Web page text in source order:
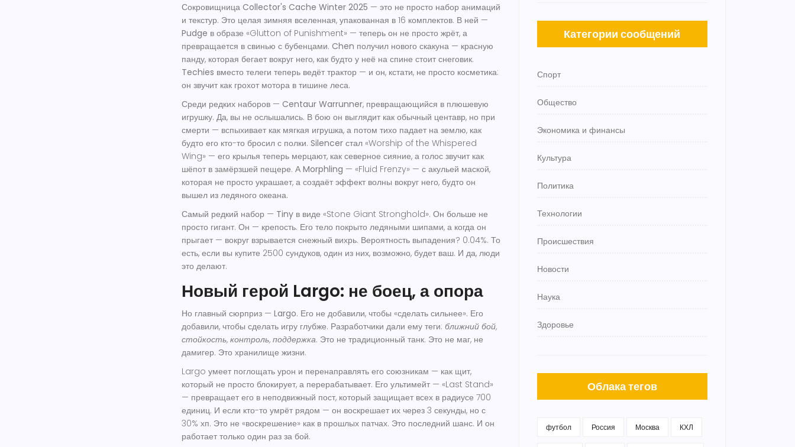
Сокровищница Collector's Cache Winter 2025 — это не просто набор анимаций
и текстур. Это целая зимняя вселенная, упакованная в 16 комплектов. В ней —
Pudge в образе «Glutton of Punishment» — теперь он не просто жрёт, а
превращается в свинью с бубенцами. Chen получил нового скакуна — красную
панду, которая бегает вокруг него, как будто у неё на спине стоит снеговик.
Techies вместо телеги теперь ведёт трактор — и он, кстати, не просто косметика:
он звучит как грохот мотора в тишине леса.
Среди редких наборов — Centaur Warrunner, превращающийся в плюшевую
игрушку. Да, вы не ослышались. В бою он выглядит как обычный центавр, но при
смерти — вспыхивает как мягкая игрушка, а потом тихо падает на землю, как
будто его кто-то бросил с полки. Silencer стал «Worship of the Whispered
Wing» — его крылья теперь мерцают, как северное сияние, а голос звучит как
шёпот в замёрзшей пещере. А Morphling — «Fluid Frenzy» — с акульей маской,
которая не просто украшает, а создаёт эффект волны вокруг него, будто он
вышел из ледяного океана.
Самый редкий набор — Tiny в виде «Stone Giant Stronghold». Он больше не
просто гигант. Он — крепость. Его тело покрыто ледяными шипами, а когда он
прыгает — вокруг взрывается снежный вихрь. Вероятность выпадения? 0.04%. То
есть, если вы купите 2500 сундуков, один из них, возможно, будет ваш. И да, люди
это делают.
Новый герой Largo: не боец, а опора
Но главный сюрприз — Largo. Его не добавили, чтобы «сделать сильнее». Его
добавили, чтобы сделать игру глубже. Разработчики дали ему теги: ближний бой,
стойкость, контроль, поддержка. Это не традиционный танк. Это не маг, не
дамигер. Это хранилище жизни.
Largo умеет поглощать урон и перенаправлять его союзникам — как щит,
который не просто блокирует, а перерабатывает. Его ультимейт — «Last Stand»
— превращает его в неподвижный пост, который защищает всех в радиусе 700
единиц. И если кто-то умрёт рядом — он воскрешает их через 3 секунды, но с
30% хп. Это не «воскрешение» как в прошлых патчах. Это последний шанс. И он
работает только один раз за бой.
Категории сообщений
Спорт
Общество
Экономика и финансы
Культура
Политика
Технологии
Происшествия
Новости
Наука
Здоровье
Облака тегов
футбол Россия Москва КХЛ